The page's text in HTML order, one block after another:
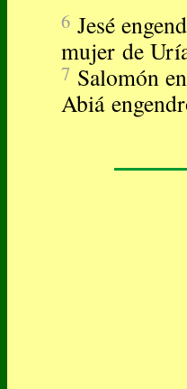
6 Jesé
mujer de
7 Salomón
Abiá